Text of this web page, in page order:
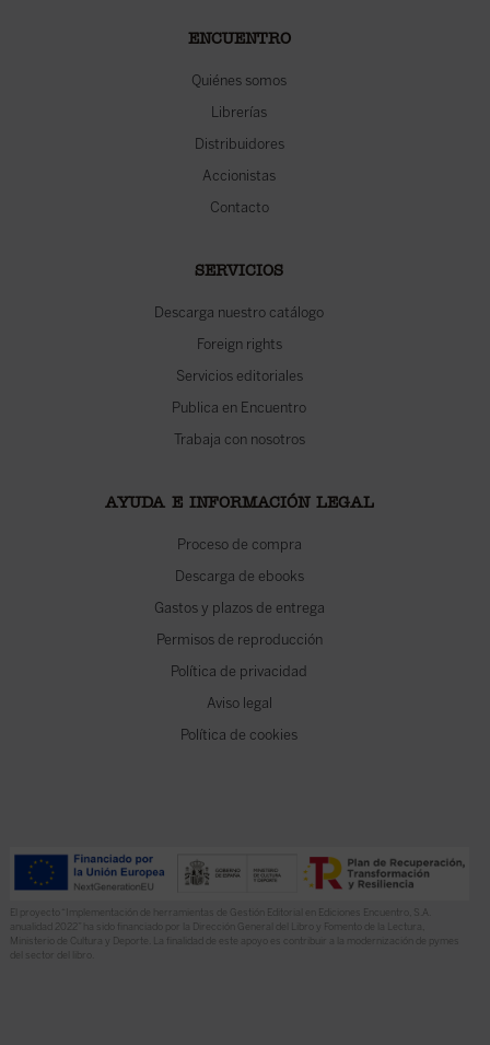
ENCUENTRO
Quiénes somos
Librerías
Distribuidores
Accionistas
Contacto
SERVICIOS
Descarga nuestro catálogo
Foreign rights
Servicios editoriales
Publica en Encuentro
Trabaja con nosotros
AYUDA E INFORMACIÓN LEGAL
Proceso de compra
Descarga de ebooks
Gastos y plazos de entrega
Permisos de reproducción
Política de privacidad
Aviso legal
Política de cookies
El proyecto “Implementación de herramientas de Gestión Editorial en Ediciones Encuentro, S.A.
anualidad 2022” ha sido financiado por la Dirección General del Libro y Fomento de la Lectura,
Ministerio de Cultura y Deporte. La finalidad de este apoyo es contribuir a la modernización de pymes
del sector del libro.